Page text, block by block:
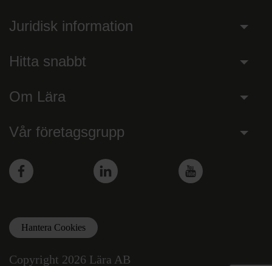
Juridisk information
Hitta snabbt
Om Lära
Vår företagsgrupp
Facebook LinkedIn YouTube
Hantera Cookies
Copyright 2026 Lära AB